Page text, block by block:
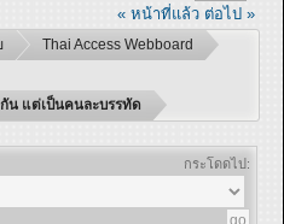
« หน้าที่แล้ว ต่อไป »
Thai Access Webboard
น แต่เป็นคนละบรรทัด
กระโดดไป: